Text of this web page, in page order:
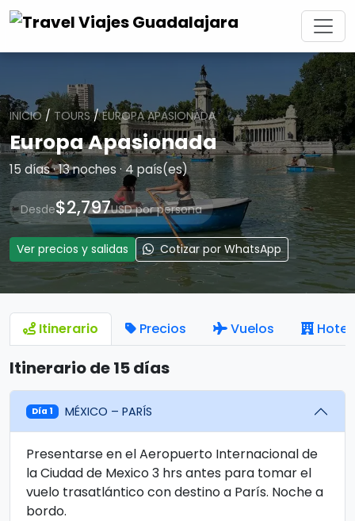
INICIO/TOURS/EUROPA APASIONADA
Europa Apasionada
15 días · 13 noches · 4 país(es)
Desde$2,797USD por persona
Ver precios y salidas Cotizar por WhatsApp
Itinerario Precios Vuelos
Itinerario de 15 días
Día 1 MÉXICO – PARÍS
Presentarse en el Aeropuerto Internacional de
la Ciudad de Mexico 3 hrs antes para tomar el
vuelo trasatlántico con destino a París. Noche a
bordo.